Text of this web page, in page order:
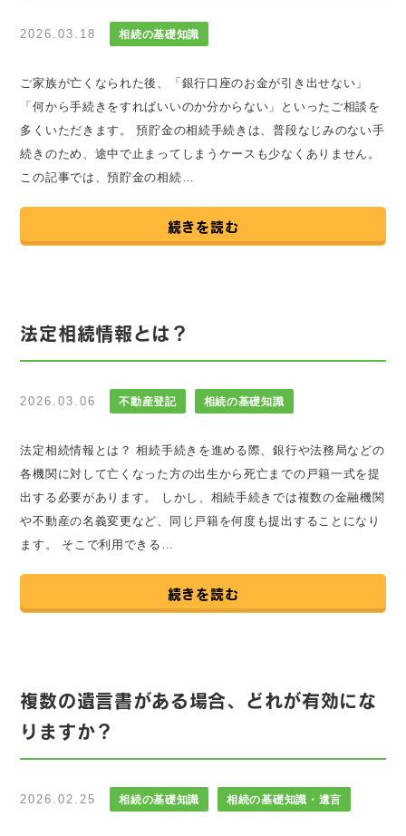
2026.03.18 相続の基礎知識
ご家族が亡くなられた後、「銀行口座のお金が引き出せない」
「何から手続きをすればいいのか分からない」といったご相談を
多くいただきます。 預貯金の相続手続きは、普段なじみのない手
続きのため、途中で止まってしまうケースも少なくありません。
この記事では、預貯金の相続…
続きを読む
法定相続情報とは？
2026.03.06 不動産登記 相続の基礎知識
法定相続情報とは？ 相続手続きを進める際、銀行や法務局などの
各機関に対して亡くなった方の出生から死亡までの戸籍一式を提
出する必要があります。 しかし、相続手続きでは複数の金融機関
や不動産の名義変更など、同じ戸籍を何度も提出することになり
ます。 そこで利用できる…
続きを読む
複数の遺言書がある場合、どれが有効にな
りますか？
2026.02.25 相続の基礎知識 相続の基礎知識・遺言